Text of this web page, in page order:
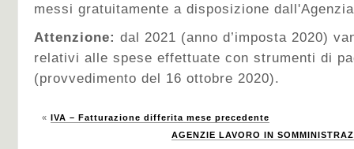
messi gratuitamente a disposizione
Attenzione: dal 2021 (anno d’imposta 2020)
relativi alle spese effettuate con strumenti di
(provvedimento del 16 ottobre 2020).
« IVA – Fatturazione differita mese precedente
AGENZIE LAVORO IN